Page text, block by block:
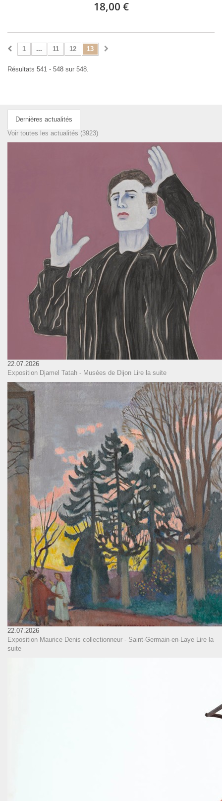
18,00 €
1 ... 11 12 13
Résultats 541 - 548 sur 548.
Dernières actualités
Voir toutes les actualités (3923)
22.07.2026
Exposition Djamel Tatah - Musées de Dijon Lire la suite
22.07.2026
Exposition Maurice Denis collectionneur - Saint-Germain-en-Laye Lire la
suite